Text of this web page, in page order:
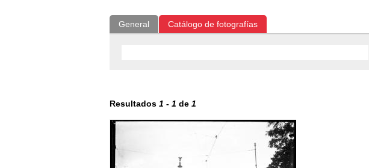
General Catálogo de fotografías
Resultados 1 - 1 de 1